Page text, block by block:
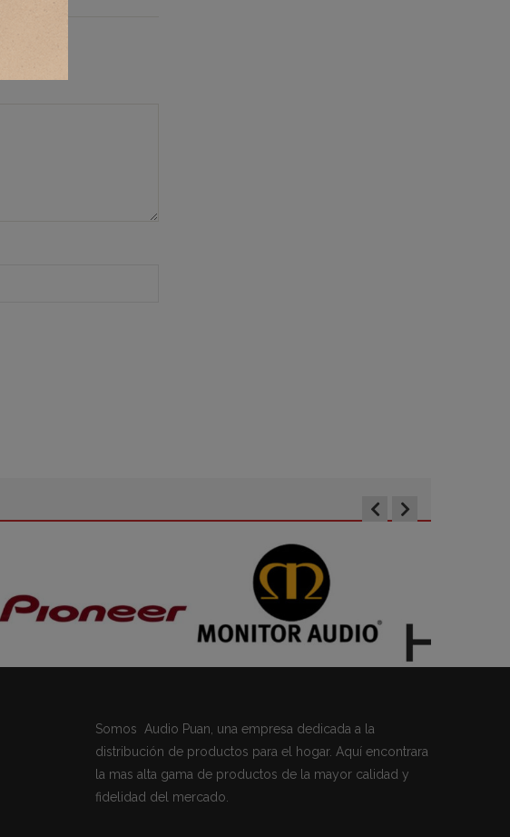
Somos Audio Puan, una empresa dedicada a la
distribución de productos para el hogar. Aquí encontrara
la mas alta gama de productos de la mayor calidad y
fidelidad del mercado.